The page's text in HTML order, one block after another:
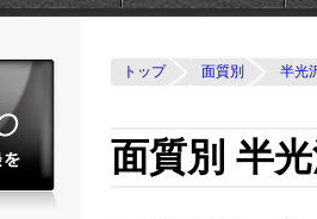
トップ 面質別 半光
面質別 半